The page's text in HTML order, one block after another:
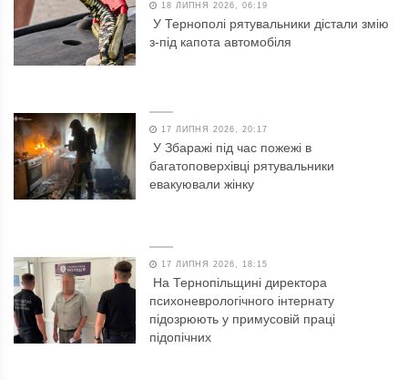
18 ЛИПНЯ 2026, 06:19
У Тернополі рятувальники дістали змію
з-під капота автомобіля
17 ЛИПНЯ 2026, 20:17
У Збаражі під час пожежі в
багатоповерхівці рятувальники
евакуювали жінку
17 ЛИПНЯ 2026, 18:15
На Тернопільщині директора
психоневрологічного інтернату
підозрюють у примусовій праці
підопічних